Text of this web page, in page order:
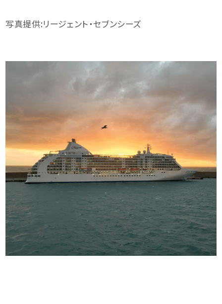
写真提供:リージェント・セブンシーズ